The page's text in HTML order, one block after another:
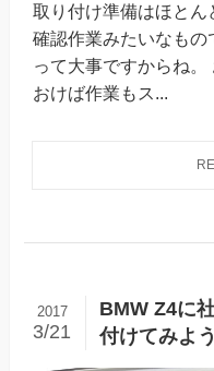
取り付け準備はほと
確認作業みたいなも
って大事ですからね
おけば作業もス...
BMW Z4に
付けてみよ
2017
3/21